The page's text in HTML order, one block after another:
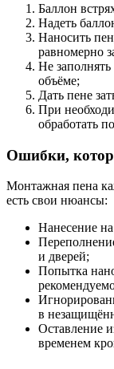
Баллон
Надеть
Наносить
равномерно
Не
объёме;
Дать пене
При
обработать
Ошибки,
Монтажная пена
есть свои нюансы:
Нанесение
и дверей;
Попытка
в
Оставление
временем